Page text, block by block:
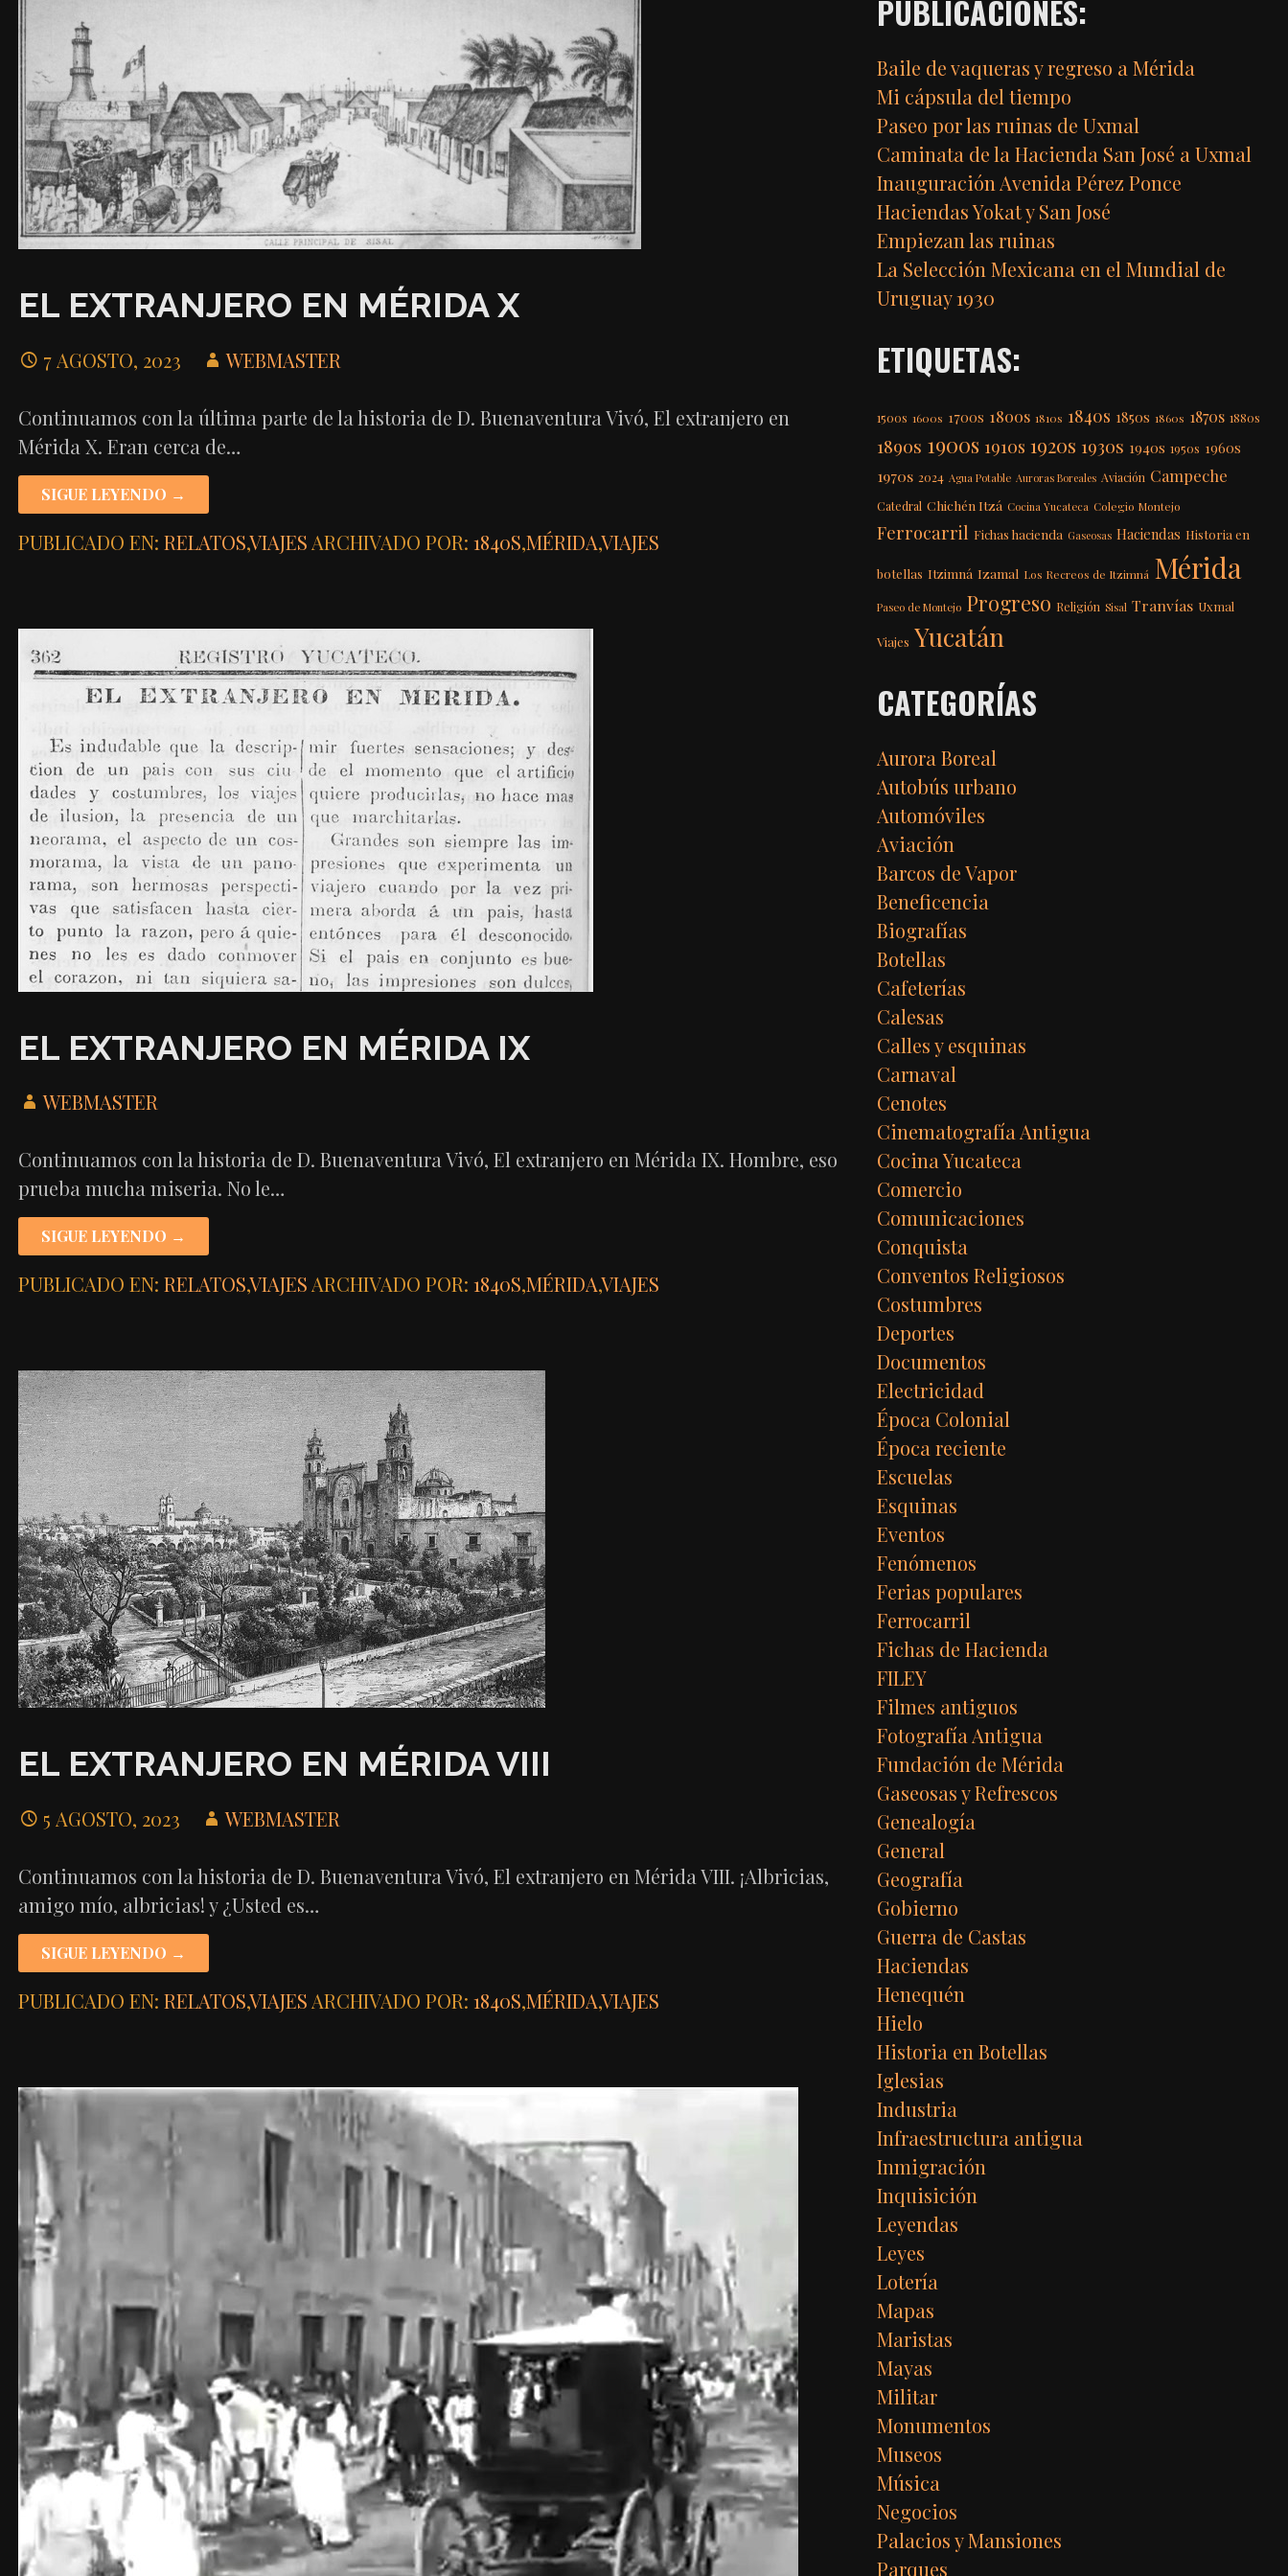
EL EXTRANJERO EN MÉRIDA X
7 AGOSTO, 2023 WEBMASTER
Continuamos con la última parte de la historia de D. Buenaventura Vivó, El extranjero en
Mérida X. Eran cerca de…
SIGUE LEYENDO →
PUBLICADO EN: RELATOS,VIAJES ARCHIVADO POR: 1840S,MÉRIDA,VIAJES
EL EXTRANJERO EN MÉRIDA IX
WEBMASTER
Continuamos con la historia de D. Buenaventura Vivó, El extranjero en Mérida IX. Hombre, eso
prueba mucha miseria. No le…
SIGUE LEYENDO →
PUBLICADO EN: RELATOS,VIAJES ARCHIVADO POR: 1840S,MÉRIDA,VIAJES
EL EXTRANJERO EN MÉRIDA VIII
5 AGOSTO, 2023 WEBMASTER
Continuamos con la historia de D. Buenaventura Vivó, El extranjero en Mérida VIII. ¡Albricias,
amigo mío, albricias! y ¿Usted es…
SIGUE LEYENDO →
PUBLICADO EN: RELATOS,VIAJES ARCHIVADO POR: 1840S,MÉRIDA,VIAJES
PUBLICACIONES:
Baile de vaqueras y regreso a Mérida
Mi cápsula del tiempo
Paseo por las ruinas de Uxmal
Caminata de la Hacienda San José a Uxmal
Inauguración Avenida Pérez Ponce
Haciendas Yokat y San José
Empiezan las ruinas
La Selección Mexicana en el Mundial de
Uruguay 1930
ETIQUETAS:
1500s 1600s 1700s 1800s 1810s 1840s 1850s 1860s 1870s 1880s
1890s 1900s 1910s 1920s 1930s 1940s 1950s 1960s
1970s 2024 Agua Potable Auroras Boreales Aviación Campeche
Catedral Chichén Itzá Cocina Yucateca Colegio Montejo
Ferrocarril Fichas hacienda Gaseosas Haciendas Historia en
botellas Itzimná Izamal Los Recreos de Itzimná Mérida
Paseo de Montejo Progreso Religión Sisal Tranvías Uxmal
Viajes Yucatán
CATEGORÍAS
Aurora Boreal
Autobús urbano
Automóviles
Aviación
Barcos de Vapor
Beneficencia
Biografías
Botellas
Cafeterías
Calesas
Calles y esquinas
Carnaval
Cenotes
Cinematografía Antigua
Cocina Yucateca
Comercio
Comunicaciones
Conquista
Conventos Religiosos
Costumbres
Deportes
Documentos
Electricidad
Época Colonial
Época reciente
Escuelas
Esquinas
Eventos
Fenómenos
Ferias populares
Ferrocarril
Fichas de Hacienda
FILEY
Filmes antiguos
Fotografía Antigua
Fundación de Mérida
Gaseosas y Refrescos
Genealogía
General
Geografía
Gobierno
Guerra de Castas
Haciendas
Henequén
Hielo
Historia en Botellas
Iglesias
Industria
Infraestructura antigua
Inmigración
Inquisición
Leyendas
Leyes
Lotería
Mapas
Maristas
Mayas
Militar
Monumentos
Museos
Música
Negocios
Palacios y Mansiones
Parques